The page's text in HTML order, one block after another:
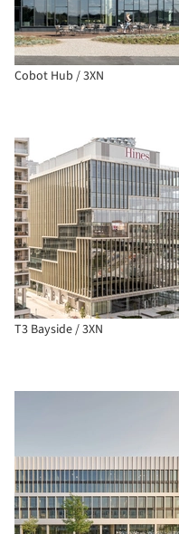
Cobot Hub / 3XN
T3 Bayside / 3XN